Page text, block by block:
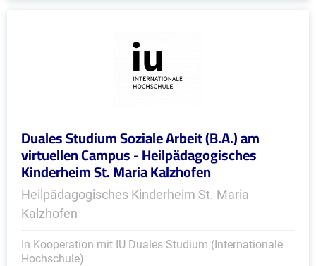
Duales Studium Soziale Arbeit (B.A.) am
virtuellen Campus - Heilpädagogisches
Kinderheim St. Maria Kalzhofen
Heilpädagogisches Kinderheim St. Maria
Kalzhofen
In Kooperation mit IU Duales Studium (Internationale
Hochschule)